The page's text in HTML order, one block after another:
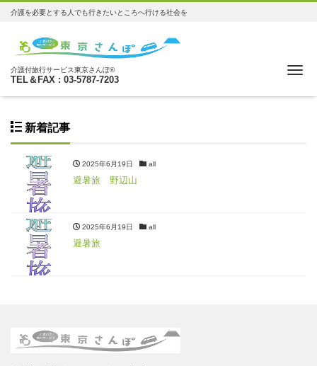
介護を必要とする人でも行きたいところへ行ける社会を
介護付旅行サービス東京さんぽ®
TEL＆FAX : 03-5787-7203
新着記事
2025年6月19日 all
避暑旅 野辺山
2025年6月19日 all
避暑旅